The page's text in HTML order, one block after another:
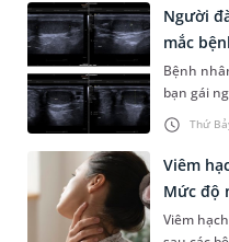
Thứ
Người
mắc
Bệnh
bạn gái
sức khỏe
làm các
Viêm
Mức độ
Viêm